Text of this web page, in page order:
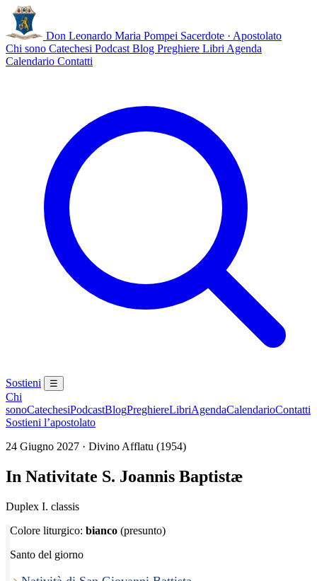
Don Leonardo Maria Pompei Sacerdote · Apostolato
Chi sono Catechesi Podcast Blog Preghiere Libri Agenda
Calendario Contatti
Sostieni ☰
Chi
sonoCatechesiPodcastBlogPreghiereLibriAgendaCalendarioContatti
Sostieni l’apostolato
24 Giugno 2027 · Divino Afflatu (1954)
In Nativitate S. Joannis Baptistæ
Duplex I. classis
Colore liturgico: bianco (presunto)
Santo del giorno